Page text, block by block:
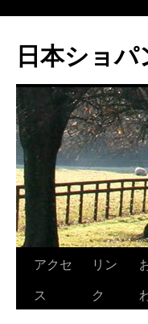
テ
ン
ス
キ
ッ
プ
日本ショ
アクセ
ス
リン
ク